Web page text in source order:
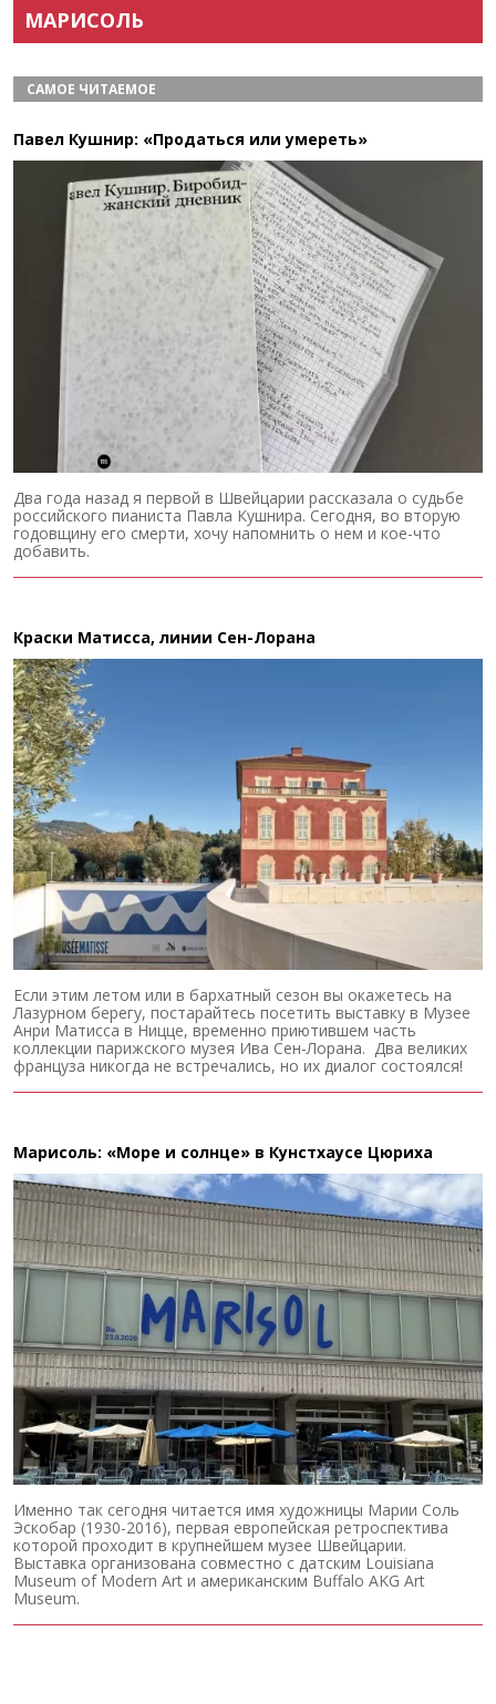
МАРИСОЛЬ
САМОЕ ЧИТАЕМОЕ
Павел Кушнир: «Продаться или умереть»
Два года назад я первой в Швейцарии рассказала о судьбе
российского пианиста Павла Кушнира. Сегодня, во вторую
годовщину его смерти, хочу напомнить о нем и кое-что
добавить.
Краски Матисса, линии Сен-Лорана
Если этим летом или в бархатный сезон вы окажетесь на
Лазурном берегу, постарайтесь посетить выставку в Музее
Анри Матисса в Ницце, временно приютившем часть
коллекции парижского музея Ива Сен-Лорана. Два великих
француза никогда не встречались, но их диалог состоялся!
Марисоль: «Море и солнце» в Кунстхаусе Цюриха
Именно так сегодня читается имя художницы Марии Соль
Эскобар (1930-2016), первая европейская ретроспектива
которой проходит в крупнейшем музее Швейцарии.
Выставка организована совместно с датским Louisiana
Museum of Modern Art и американским Buffalo AKG Art
Museum.